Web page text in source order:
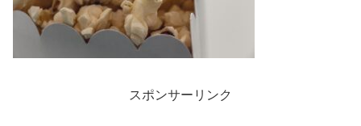
スポンサーリンク